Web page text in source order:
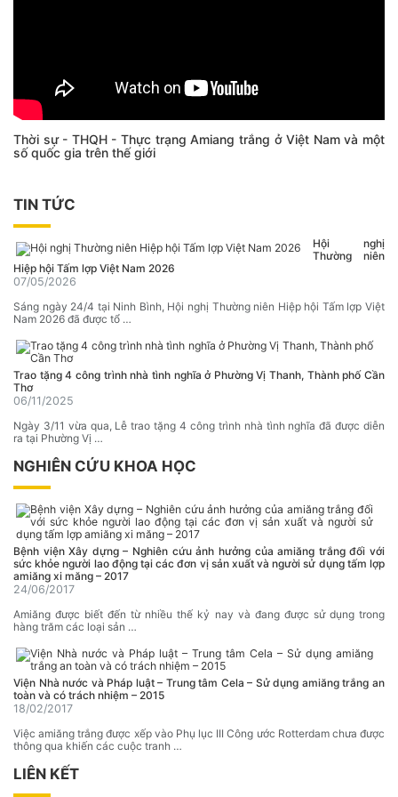
Thời sự - THQH - Thực trạng Amiang trắng ở Việt Nam và một
số quốc gia trên thế giới
TIN TỨC
Hội nghị
Thường niên
Hiệp hội Tấm lợp Việt Nam 2026
07/05/2026
Sáng ngày 24/4 tại Ninh Bình, Hội nghị Thường niên Hiệp hội Tấm lợp Việt
Nam 2026 đã được tổ …
Trao tặng 4 công trình nhà tình nghĩa ở Phường Vị Thanh, Thành phố Cần
Thơ
06/11/2025
Ngày 3/11 vừa qua, Lễ trao tặng 4 công trình nhà tình nghĩa đã được diễn
ra tại Phường Vị …
NGHIÊN CỨU KHOA HỌC
Bệnh viện Xây dựng – Nghiên cứu ảnh hưởng của amiăng trắng đối với
sức khỏe người lao động tại các đơn vị sản xuất và người sử dụng tấm lợp
amiăng xi măng – 2017
24/06/2017
Amiăng được biết đến từ nhiều thế kỷ nay và đang được sử dụng trong
hàng trăm các loại sản …
Viện Nhà nước và Pháp luật – Trung tâm Cela – Sử dụng amiăng trắng an
toàn và có trách nhiệm – 2015
18/02/2017
Việc amiăng trắng được xếp vào Phụ lục III Công ước Rotterdam chưa được
thông qua khiến các cuộc tranh …
LIÊN KẾT